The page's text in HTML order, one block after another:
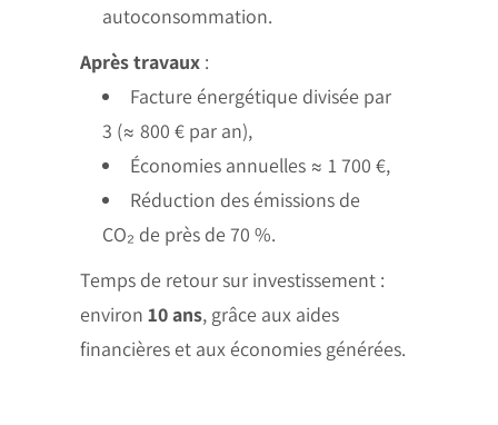
autoconsommation.
Après travaux :
Facture énergétique divisée par
3 (≈ 800 € par an),
Économies annuelles ≈ 1 700 €,
Réduction des émissions de
CO₂ de près de 70 %.
Temps de retour sur investissement :
environ10 ans, grâce aux aides
financières et aux économies générées.